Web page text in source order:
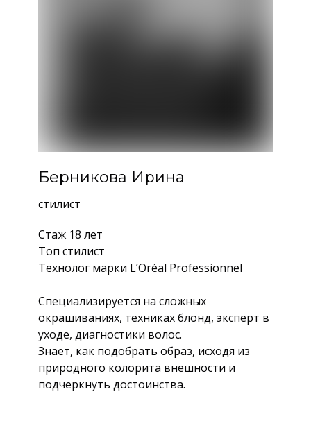
Берникова Ирина
стилист
Стаж 18 лет
Топ стилист
Технолог марки L’Oréal Professionnel
Специализируется на сложных
окрашиваниях, техниках блонд, эксперт в
уходе, диагностики волос.
Знает, как подобрать образ, исходя из
природного колорита внешности и
подчеркнуть достоинства.